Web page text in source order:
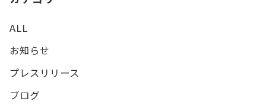
ALL
お知らせ
プレスリリース
ブログ